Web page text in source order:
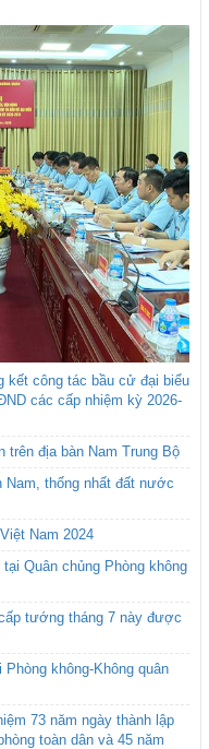
kết công tác bầu cử đại biểu
các cấp nhiệm kỳ 2026-
trên địa bàn Nam Trung Bộ
Nam, thống nhất đất nước
Nam 2024
Quân chủng Phòng không
tướng tháng 7 này được
không-Không quân
73 năm ngày thành lập
toàn dân và 45 năm